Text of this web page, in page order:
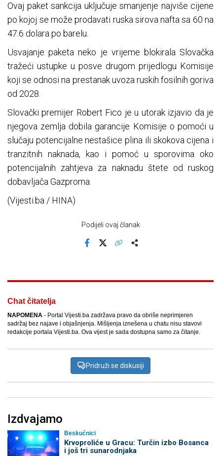
Ovaj paket sankcija uključuje smanjenje najviše cijene
po kojoj se može prodavati ruska sirova nafta sa 60 na
47.6 dolara po barelu.
Usvajanje paketa neko je vrijeme blokirala Slovačka
tražeći ustupke u posve drugom prijedlogu Komisije
koji se odnosi na prestanak uvoza ruskih fosilnih goriva
od 2028.
Slovački premijer Robert Fico je u utorak izjavio da je
njegova zemlja dobila garancije Komisije o pomoći u
slučaju potencijalne nestašice plina ili skokova cijena i
tranzitnih naknada, kao i pomoć u sporovima oko
potencijalnih zahtjeva za naknadu štete od ruskog
dobavljača Gazproma.
(Vijesti.ba / HINA)
Podijeli ovaj članak
Chat čitatelja
NAPOMENA - Portal Vijesti.ba zadržava pravo da obriše neprimjeren
sadržaj bez najave i objašnjenja. Mišljenja iznešena u chatu nisu stavovi
redakcije portala Vijesti.ba. Ova vijest je sada dostupna samo za čitanje.
Pridruži se diskusiji
Izdvajamo
Beskućnici
Krvoproliće u Gracu: Turčin izbo Bosanca
i još tri sunarodnjaka